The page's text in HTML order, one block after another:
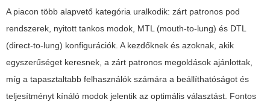
A piacon több alapvető kategória uralkodik: zárt patronos pod
rendszerek, nyitott tankos modok, MTL (mouth-to-lung) és DTL
(direct-to-lung) konfigurációk. A kezdőknek és azoknak, akik
egyszerűséget keresnek, a zárt patronos megoldások ajánlottak,
míg a tapasztaltabb felhasználók számára a beállíthatóságot és
teljesítményt kínáló modok jelentik az optimális választást. Fontos